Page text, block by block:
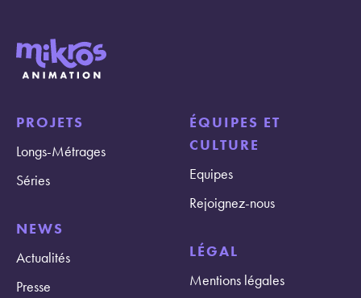
PROJETS
Longs-Métrages
Séries
NEWS
Actualités
Presse
ÉQUIPES ET
CULTURE
Equipes
Rejoignez-nous
LÉGAL
Mentions légales